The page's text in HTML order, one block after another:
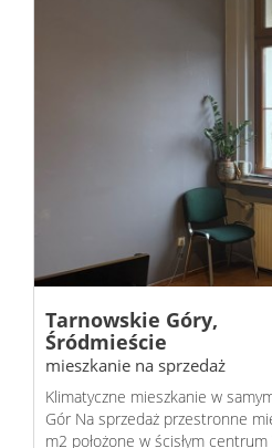
Tarnowskie Góry,
Śródmieście
mieszkanie na sprzedaż
Klimatyczne mieszkanie w
Gór Na sprzedaż przestronne
m2 położone w ścisłym